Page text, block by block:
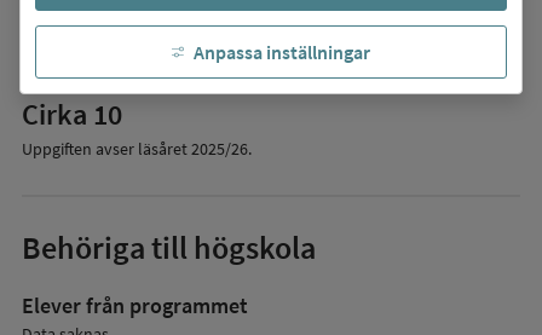
Anpassa inställningar
Elevantal
Antal elever på programmet:
Cirka 10
Uppgiften avser läsåret2025/26.
Behöriga till högskola
Elever från programmet